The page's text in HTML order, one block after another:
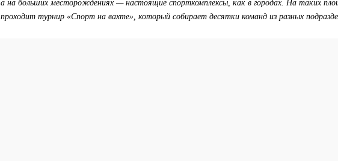
а на больших месторождениях — настоящие спорткомплексы, как в городах. На таких
проходит турнир «Спорт на вахте», который собирает десятки команд из разных